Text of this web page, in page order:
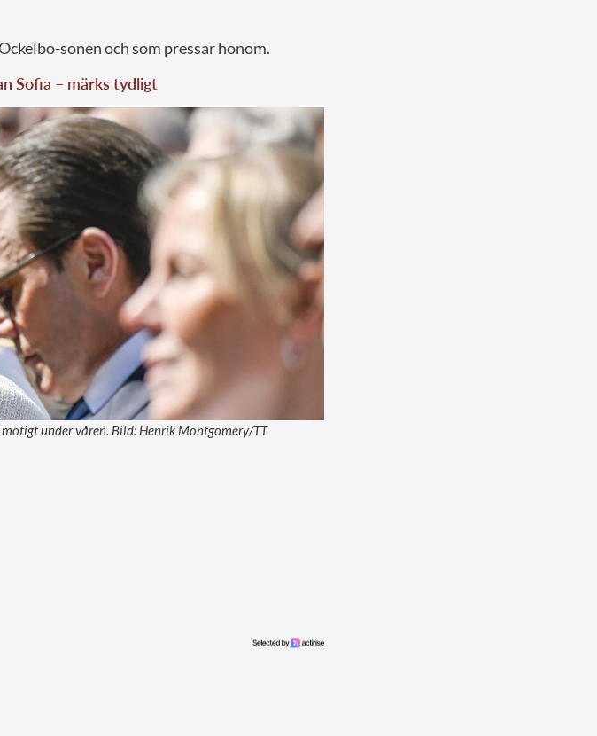
sonen och som pressar honom.
Sofia – märks tydligt
under våren. Bild: Henrik Montgomery/TT